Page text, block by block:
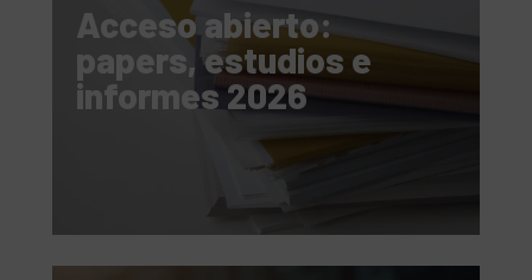
Acceso abierto:
papers, estudios e
informes 2026